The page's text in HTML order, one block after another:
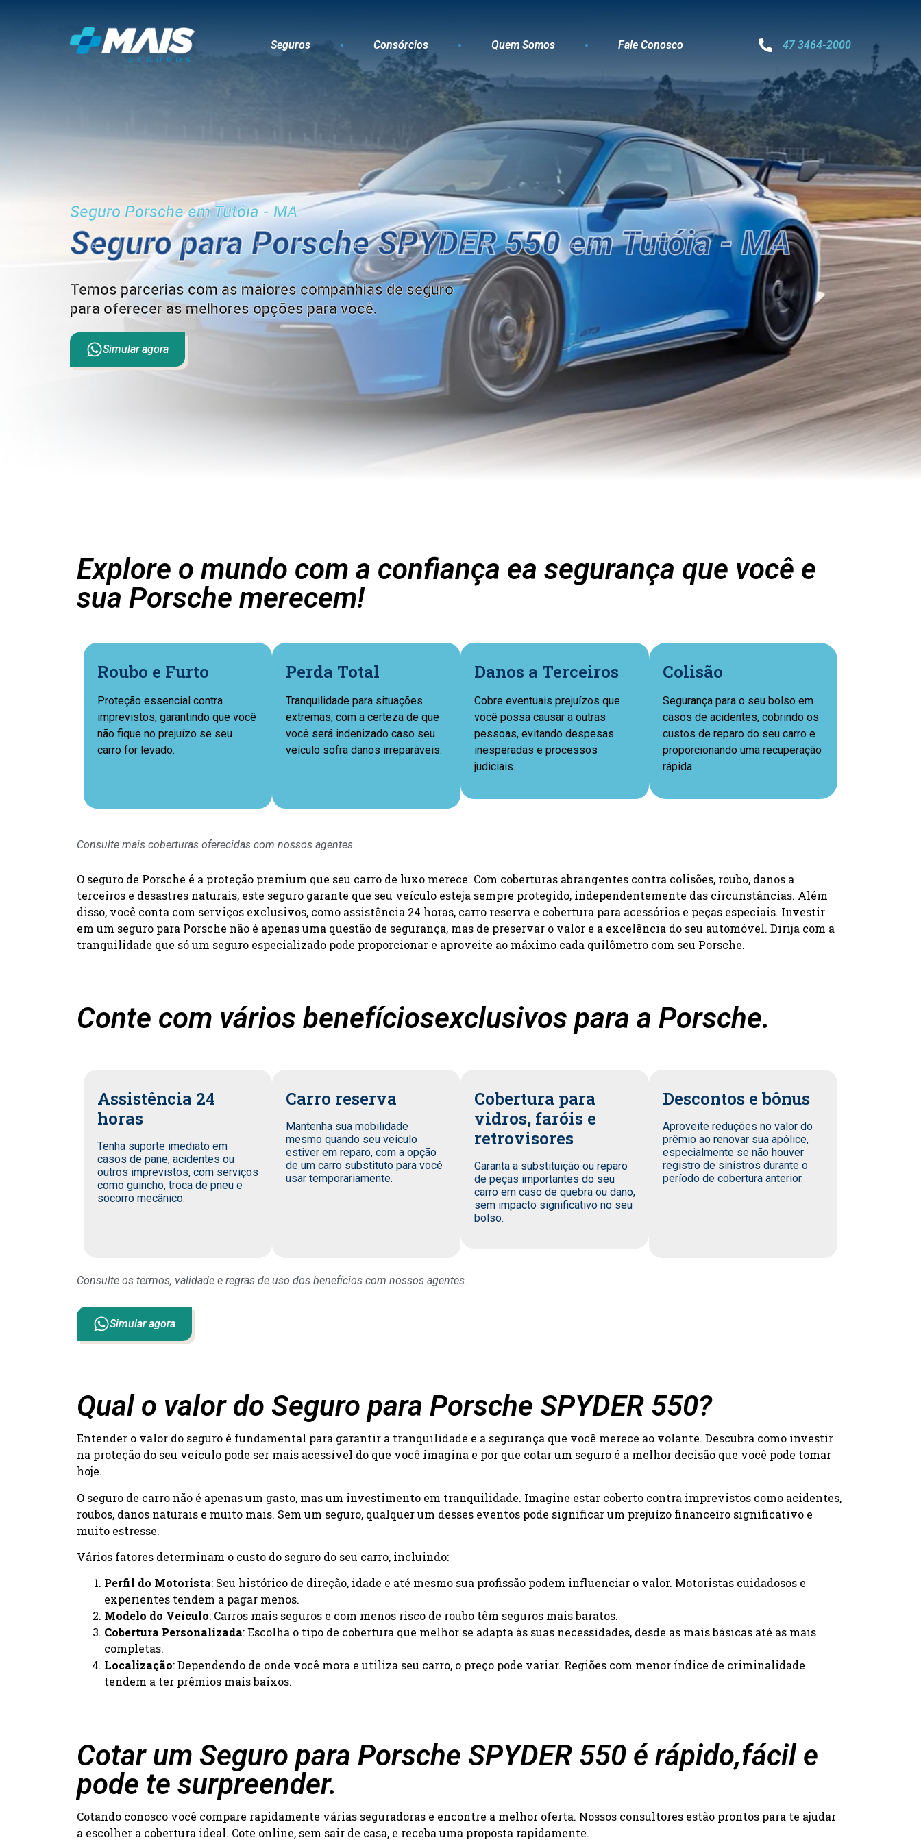
Seguros Consórcios Quem Somos Fale Conosco 47 3464-2000
Seguro Porsche em Tutóia - MA
Seguro para Porsche SPYDER 550 em Tutóia - MA
Temos parcerias com as maiores companhias de seguro
para oferecer as melhores opções para você.
Simular agora
Explore o mundo com a confiança ea segurança que você e
sua Porsche merecem!
Roubo e Furto
Proteção essencial contra
imprevistos, garantindo que você
não fique no prejuízo se seu
carro for levado.
Perda Total
Tranquilidade para situações
extremas, com a certeza de que
você será indenizado caso seu
veículo sofra danos irreparáveis.
Danos a Terceiros
Cobre eventuais prejuízos que
você possa causar a outras
pessoas, evitando despesas
inesperadas e processos
judiciais.
Colisão
Segurança para o seu bolso em
casos de acidentes, cobrindo os
custos de reparo do seu carro e
proporcionando uma recuperação
rápida.
Consulte mais coberturas oferecidas com nossos agentes.
O seguro de Porsche é a proteção premium que seu carro de luxo merece. Com coberturas abrangentes contra colisões, roubo, danos a
terceiros e desastres naturais, este seguro garante que seu veículo esteja sempre protegido, independentemente das circunstâncias. Além
disso, você conta com serviços exclusivos, como assistência 24 horas, carro reserva e cobertura para acessórios e peças especiais. Investir
em um seguro para Porsche não é apenas uma questão de segurança, mas de preservar o valor e a excelência do seu automóvel. Dirija com a
tranquilidade que só um seguro especializado pode proporcionar e aproveite ao máximo cada quilômetro com seu Porsche.
Conte com vários benefíciosexclusivos para a Porsche.
Assistência 24
horas
Tenha suporte imediato em
casos de pane, acidentes ou
outros imprevistos, com serviços
como guincho, troca de pneu e
socorro mecânico.
Carro reserva
Mantenha sua mobilidade
mesmo quando seu veículo
estiver em reparo, com a opção
de um carro substituto para você
usar temporariamente.
Cobertura para
vidros, faróis e
retrovisores
Garanta a substituição ou reparo
de peças importantes do seu
carro em caso de quebra ou dano,
sem impacto significativo no seu
bolso.
Descontos e bônus
Aproveite reduções no valor do
prêmio ao renovar sua apólice,
especialmente se não houver
registro de sinistros durante o
período de cobertura anterior.
Consulte os termos, validade e regras de uso dos benefícios com nossos agentes.
Simular agora
Qual o valor do Seguro para Porsche SPYDER 550?
Entender o valor do seguro é fundamental para garantir a tranquilidade e a segurança que você merece ao volante. Descubra como investir
na proteção do seu veículo pode ser mais acessível do que você imagina e por que cotar um seguro é a melhor decisão que você pode tomar
hoje.
O seguro de carro não é apenas um gasto, mas um investimento em tranquilidade. Imagine estar coberto contra imprevistos como acidentes,
roubos, danos naturais e muito mais. Sem um seguro, qualquer um desses eventos pode significar um prejuízo financeiro significativo e
muito estresse.
Vários fatores determinam o custo do seguro do seu carro, incluindo:
Perfil do Motorista: Seu histórico de direção, idade e até mesmo sua profissão podem influenciar o valor. Motoristas cuidadosos e
experientes tendem a pagar menos.
Modelo do Veículo: Carros mais seguros e com menos risco de roubo têm seguros mais baratos.
Cobertura Personalizada: Escolha o tipo de cobertura que melhor se adapta às suas necessidades, desde as mais básicas até as mais
completas.
Localização: Dependendo de onde você mora e utiliza seu carro, o preço pode variar. Regiões com menor índice de criminalidade
tendem a ter prêmios mais baixos.
Cotar um Seguro para Porsche SPYDER 550 é rápido,fácil e
pode te surpreender.
Cotando conosco você compare rapidamente várias seguradoras e encontre a melhor oferta. Nossos consultores estão prontos para te ajudar
a escolher a cobertura ideal. Cote online, sem sair de casa, e receba uma proposta rapidamente.